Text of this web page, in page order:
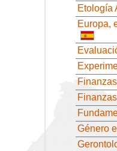
Etología
Europa,
Género